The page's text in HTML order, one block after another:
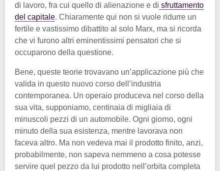
di lavoro, fra cui quello di alienazione e di sfruttamento
del capitale. Chiaramente qui non si vuole ridurre un
fertile e vastissimo dibattito al solo Marx, ma si ricorda
che vi furono altri eminentissimi pensatori che si
occuparono della questione.
Bene, queste teorie trovavano un’applicazione più che
valida in questo nuovo corso dell’industria
contemporanea. Un operaio produceva nel corso della
sua vita, supponiamo, centinaia di migliaia di
minuscoli pezzi di un automobile. Ogni giorno, ogni
minuto della sua esistenza, mentre lavorava non
faceva altro. Ma non vedeva mai il prodotto finito, anzi,
probabilmente, non sapeva nemmeno a cosa potesse
servire quel pezzo da lui prodotto nell’orbita completa